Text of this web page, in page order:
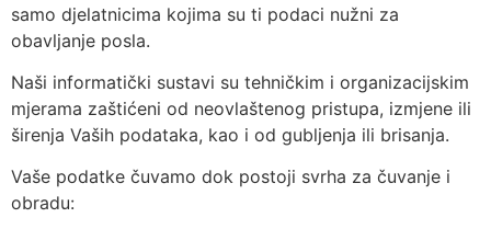
samo djelatnicima kojima su ti podaci nužni za
obavljanje posla.
Naši informatički sustavi su tehničkim i organizacijskim
mjerama zaštićeni od neovlaštenog pristupa, izmjene ili
širenja Vaših podataka, kao i od gubljenja ili brisanja.
Vaše podatke čuvamo dok postoji svrha za čuvanje i
obradu: